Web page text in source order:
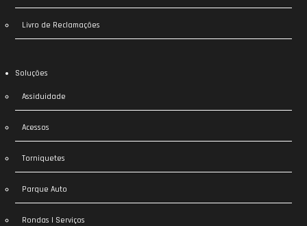
Livro de Reclamações
Soluções
Assiduidade
Acessos
Torniquetes
Parque Auto
Rondas | Serviços